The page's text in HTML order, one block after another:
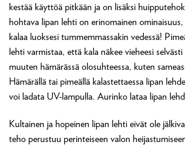
kestää käyttöä pitkään ja on lisäksi
hohtava lipan lehti on erinomainen
kalaa luoksesi tummemmassakin vedessä!
lehti varmistaa, että kala näkee vieheesi
muuten hämärässä olosuhteessa, kuten
Hämärällä tai pimeällä kalastettaessa lipan
voi ladata UV-lampulla. Aurinko lataa lipan
Kultainen ja hopeinen lipan lehti eivät ole
teho perustuu perinteiseen valon